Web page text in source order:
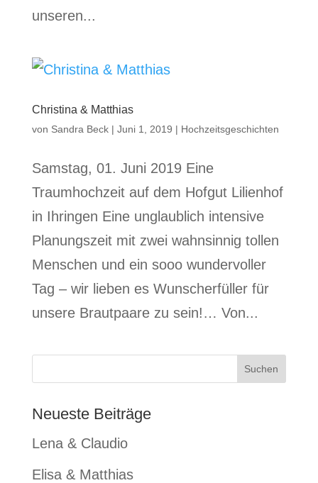
unseren...
Christina & Matthias
von Sandra Beck| Juni 1, 2019 | Hochzeitsgeschichten
Samstag, 01. Juni 2019 Eine
Traumhochzeit auf dem Hofgut Lilienhof
in Ihringen Eine unglaublich intensive
Planungszeit mit zwei wahnsinnig tollen
Menschen und ein sooo wundervoller
Tag – wir lieben es Wunscherfüller für
unsere Brautpaare zu sein!… Von...
Neueste Beiträge
Lena & Claudio
Elisa & Matthias